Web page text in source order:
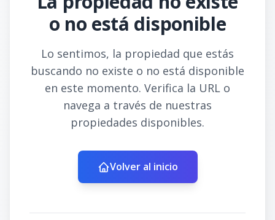
o no está disponible
Lo sentimos, la propiedad que estás
buscando no existe o no está disponible
en este momento. Verifica la URL o
navega a través de nuestras
propiedades disponibles.
Volver al inicio